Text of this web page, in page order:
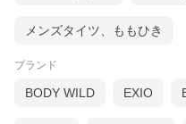
・日時指定が可能
メンズタイツ、ももひき
ブランド
BODY WILD EXIO